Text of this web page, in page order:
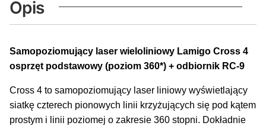
Opis
Samopoziomujący laser wieloliniowy Lamigo Cross 4
osprzęt podstawowy (poziom 360*) + odbiornik RC-9
Cross 4 to samopoziomujący laser liniowy wyświetlający
siatkę czterech pionowych linii krzyżujących się pod kątem
prostym i linii poziomej o zakresie 360 stopni. Dokładnie